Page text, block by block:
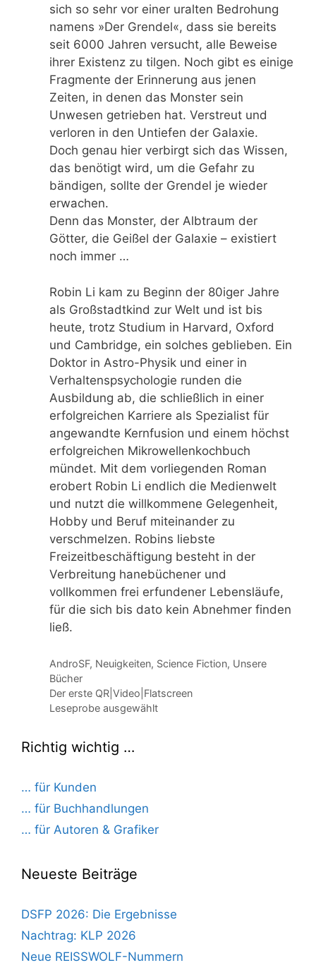
sich so sehr vor einer uralten Bedrohung
namens »Der Grendel«, dass sie bereits
seit 6000 Jahren versucht, alle Beweise
ihrer Existenz zu tilgen. Noch gibt es einige
Fragmente der Erinnerung aus jenen
Zeiten, in denen das Monster sein
Unwesen getrieben hat. Verstreut und
verloren in den Untiefen der Galaxie.
Doch genau hier verbirgt sich das Wissen,
das benötigt wird, um die Gefahr zu
bändigen, sollte der Grendel je wieder
erwachen.
Denn das Monster, der Albtraum der
Götter, die Geißel der Galaxie – existiert
noch immer …
Robin Li kam zu Beginn der 80iger Jahre
als Großstadtkind zur Welt und ist bis
heute, trotz Studium in Harvard, Oxford
und Cambridge, ein solches geblieben. Ein
Doktor in Astro-Physik und einer in
Verhaltenspsychologie runden die
Ausbildung ab, die schließlich in einer
erfolgreichen Karriere als Spezialist für
angewandte Kernfusion und einem höchst
erfolgreichen Mikrowellenkochbuch
mündet. Mit dem vorliegenden Roman
erobert Robin Li endlich die Medienwelt
und nutzt die willkommene Gelegenheit,
Hobby und Beruf miteinander zu
verschmelzen. Robins liebste
Freizeitbeschäftigung besteht in der
Verbreitung hanebüchener und
vollkommen frei erfundener Lebensläufe,
für die sich bis dato kein Abnehmer finden
ließ.
Kategorien
AndroSF, Neuigkeiten, Science Fiction, Unsere
Bücher
Der erste QR|Video|Flatscreen
Leseprobe ausgewählt
Richtig wichtig …
… für Kunden
… für Buchhandlungen
… für Autoren & Grafiker
Neueste Beiträge
DSFP 2026: Die Ergebnisse
Nachtrag: KLP 2026
Neue REISSWOLF-Nummern